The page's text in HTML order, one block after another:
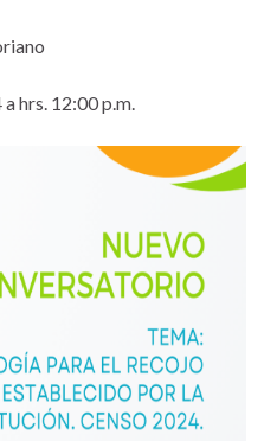
hrs. 12:00 p.m.